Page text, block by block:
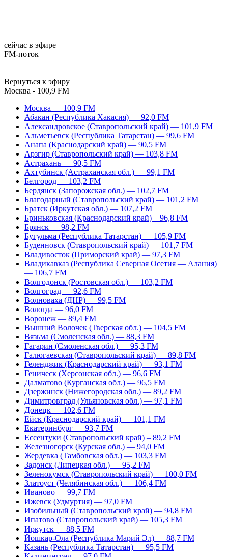
сейчас в эфире
FM-поток
Вернуться к эфиру
Москва - 100,9 FM
Москва — 100,9 FM
Абакан (Республика Хакасия) — 92,0 FM
Александровское (Ставропольский край) — 101,9 FM
Альметьевск (Республика Татарстан) — 99,6 FM
Анапа (Краснодарский край) — 90,5 FM
Арзгир (Ставропольский край) — 103,8 FM
Астрахань — 90,5 FM
Ахтубинск (Астраханская обл.) — 99,1 FM
Белгород — 103,2 FM
Бердянск (Запорожская обл.) — 102,7 FM
Благодарный (Ставропольский край) — 101,2 FM
Братск (Иркутская обл.) — 107,2 FM
Бриньковская (Краснодарский край) – 96,8 FM
Брянск — 98,2 FM
Бугульма (Республика Татарстан) — 105,9 FM
Буденновск (Ставропольский край) — 101,7 FM
Владивосток (Приморский край) — 97,3 FM
Владикавказ (Республика Северная Осетия — Алания)
— 106,7 FM
Волгодонск (Ростовская обл.) — 103,2 FM
Волгоград — 92,6 FM
Волноваха (ДНР) — 99,5 FM
Вологда — 96,0 FM
Воронеж — 89,4 FM
Вышний Волочек (Тверская обл.) — 104,5 FM
Вязьма (Смоленская обл.) — 88,3 FM
Гагарин (Смоленская обл.) — 95,3 FM
Галюгаевская (Ставропольский край) — 89,8 FM
Геленджик (Краснодарский край) — 93,1 FM
Геническ (Херсонская обл.) — 96,6 FM
Далматово (Курганская обл.) — 96,5 FM
Дзержинск (Нижегородская обл.) — 89,2 FM
Димитровград (Ульяновская обл.) — 97,1 FM
Донецк — 102,6 FM
Ейск (Краснодарский край) — 101,1 FM
Екатеринбург — 93,7 FM
Ессентуки (Ставропольский край) – 89,2 FM
Железногорск (Курская обл.) — 94,0 FM
Жердевка (Тамбовская обл.) — 103,3 FM
Задонск (Липецкая обл.) — 95,2 FM
Зеленокумск (Ставропольский край) — 100,0 FM
Златоуст (Челябинская обл.) — 106,4 FM
Иваново — 99,7 FM
Ижевск (Удмуртия) — 97,0 FM
Изобильный (Ставропольский край) — 94,8 FM
Ипатово (Ставропольский край) — 105,3 FM
Иркутск — 88,5 FM
Йошкар-Ола (Республика Марий Эл) — 88,7 FM
Казань (Республика Татарстан) — 95,5 FM